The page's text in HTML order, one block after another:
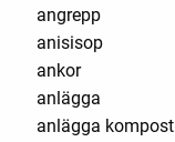
angrepp
anisisop
ankor
anlägga
anlägga kompost